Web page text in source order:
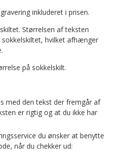
inkluderet i prisen.
Størrelsen af teksten
hvilket afhænger
på sokkelskilt.
med den tekst der fremgår af
er rigtig og at du ikke har
du ønsker at benytte
når du chekker ud: